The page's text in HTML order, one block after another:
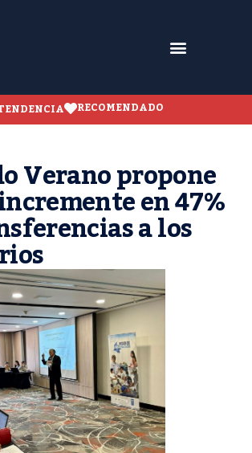
RECOMENDADO
Verano propone
en 47%
a los